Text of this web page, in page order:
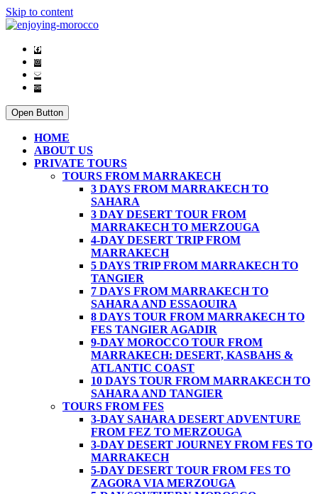
Skip to content
Open Button
HOME
ABOUT US
PRIVATE TOURS
TOURS FROM MARRAKECH
3 DAYS FROM MARRAKECH TO
SAHARA
3 DAY DESERT TOUR FROM
MARRAKECH TO MERZOUGA
4-DAY DESERT TRIP FROM
MARRAKECH
5 DAYS TRIP FROM MARRAKECH TO
TANGIER
7 DAYS FROM MARRAKECH TO
SAHARA AND ESSAOUIRA
8 DAYS TOUR FROM MARRAKECH TO
FES TANGIER AGADIR
9-DAY MOROCCO TOUR FROM
MARRAKECH: DESERT, KASBAHS &
ATLANTIC COAST
10 DAYS TOUR FROM MARRAKECH TO
SAHARA AND TANGIER
TOURS FROM FES
3-DAY SAHARA DESERT ADVENTURE
FROM FEZ TO MERZOUGA
3-DAY DESERT JOURNEY FROM FES TO
MARRAKECH
5-DAY DESERT TOUR FROM FES TO
ZAGORA VIA MERZOUGA